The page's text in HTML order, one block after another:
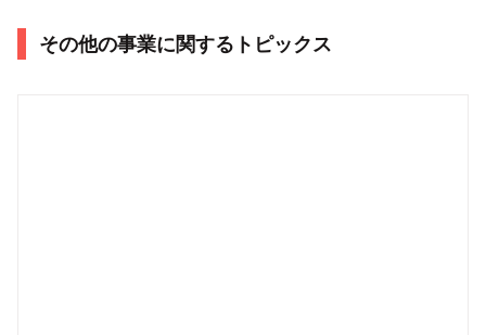
その他の事業に関するトピックス